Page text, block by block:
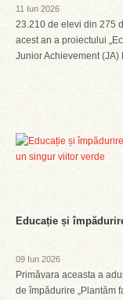
11 Iun 2026
23.210 de elevi din 275
acest an a proiectului
Junior Achievement
Educație și
09 Iun 2026
Primăvara aceasta a
de împădurire „Plantăm